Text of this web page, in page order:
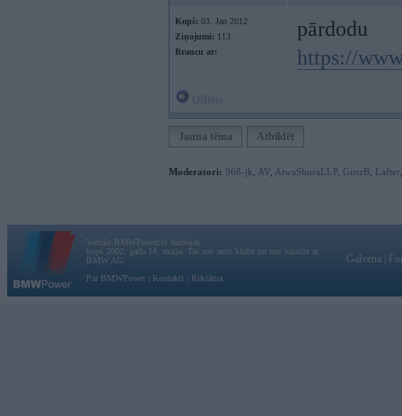
Kopš: 03. Jan 2012
Ziņojumi: 113
Braucu ar:
pārdodu
https://
Jauna tēma Atbildēt
Moderatori: 968-jk AV AiwaShuraLLP, GirtzB Lafter
Vortāls BMWPower.lv darbojas
kopš 2002. gada 14. maija. Tas nav auto klubs un nav saistīts ar
BMW AG.
Par BMWPower
Kontakti Reklāma
Galvena